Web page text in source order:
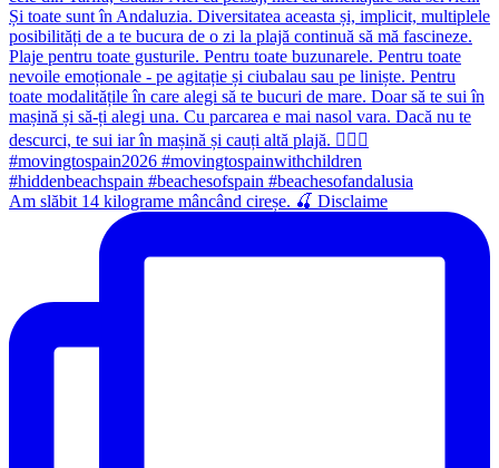
Am slăbit 14 kilograme mâncând cireșe. 🍒 Disclaime